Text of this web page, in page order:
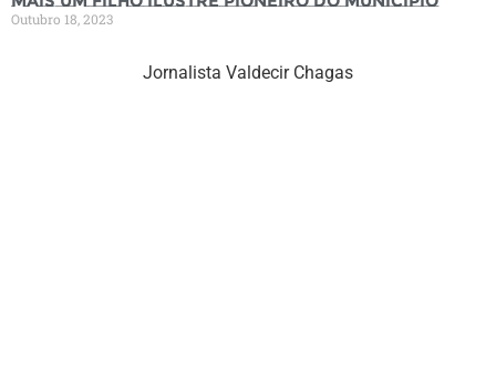
Outubro 18, 2023
Jornalista Valdecir Chagas